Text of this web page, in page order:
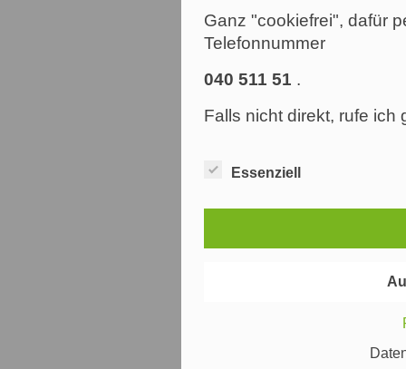
Ganz "cookiefrei", dafür
Telefonnummer
040 511 51 .
Falls nicht direkt, rufe ich
Essenziell